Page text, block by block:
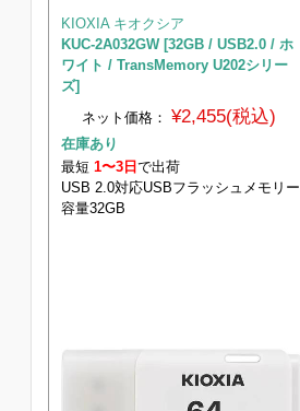
KIOXIA キオクシア
KUC-2A032GW [32GB / USB2.0 / ホ
ワイト / TransMemory U202シリー
ズ]
ネット価格： ¥2,455(税込)
在庫あり
最短 1〜3日 で出荷
USB 2.0対応USBフラッシュメモリー
容量32GB